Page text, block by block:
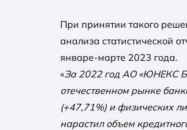
При принятии такого
анализа статистической
январе-марте 2023 года.
«За 2022 год АО «ЮНЕКС
отечественном рынке
(+47,71%) и физических
нарастил объем